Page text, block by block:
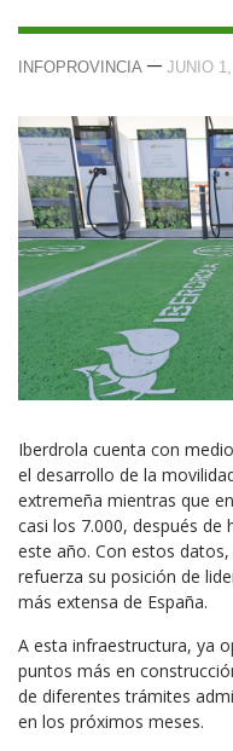
INFOPROVINCIA — JUNIO
Iberdrola cuenta con
el desarrollo de la
extremeña mientras que
casi los 7.000, después de
este año. Con estos
refuerza su posición de
más extensa de España.
A esta infraestructura, ya
puntos más en
de diferentes trámites
en los próximos meses.